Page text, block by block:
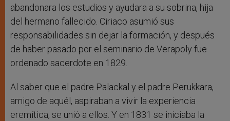
abandonara los estudios y ayudara a su sobrina, hija
del hermano fallecido. Ciriaco asumió sus
responsabilidades sin dejar la formación, y después
de haber pasado por el seminario de Verapoly fue
ordenado sacerdote en 1829.
Al saber que el padre Palackal y el padre Perukkara,
amigo de aquél, aspiraban a vivir la experiencia
eremítica, se unió a ellos. Y en 1831 se iniciaba la